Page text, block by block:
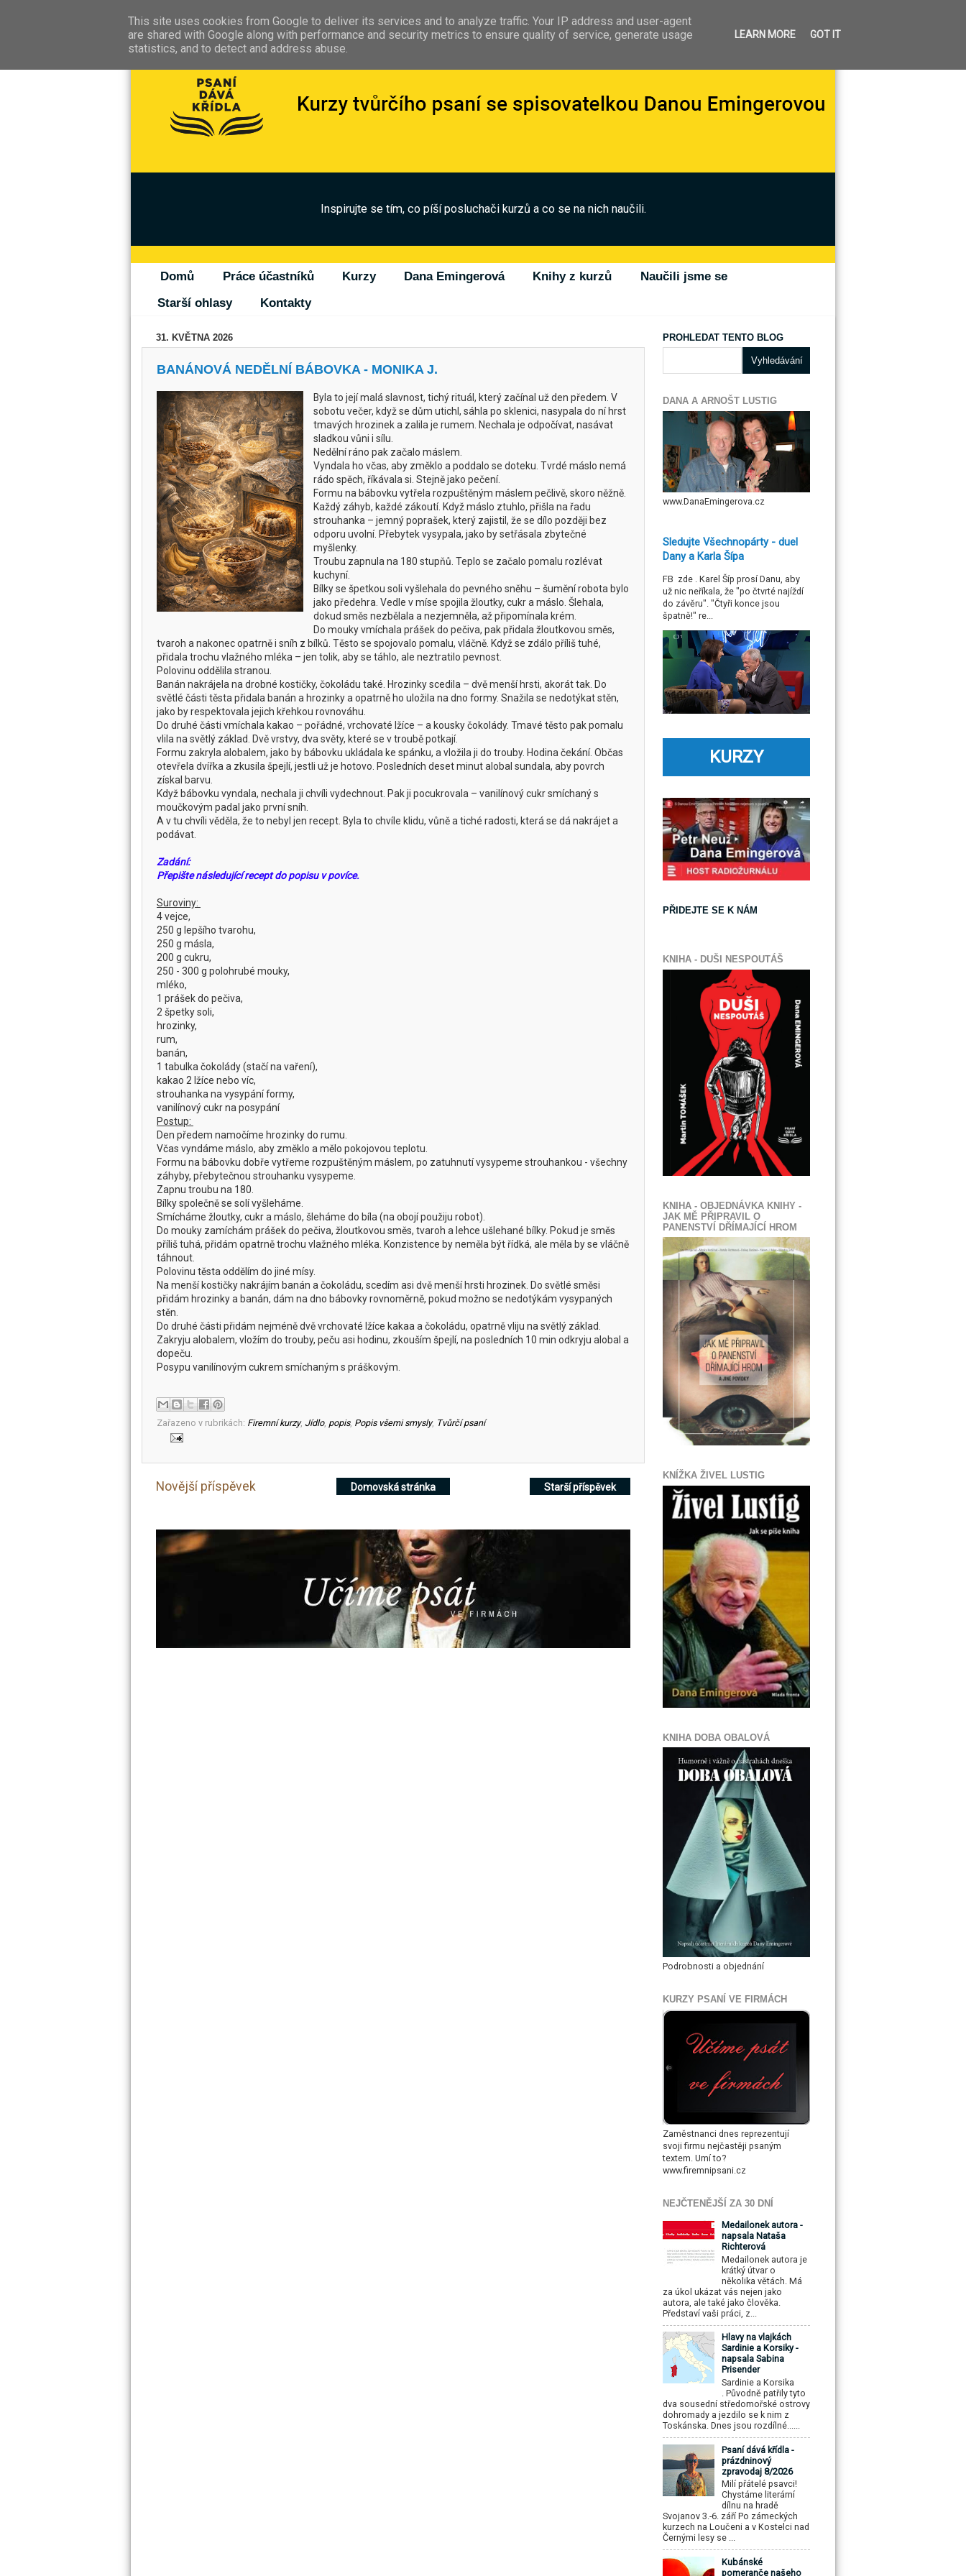
Inspirujte se tím, co píší posluchači kurzů a co se na nich naučili.
Domů Práce účastníků Kurzy Dana Emingerová Knihy z kurzů
Naučili jsme se
Starší ohlasy
Kontakty
31. KVĚTNA 2026
BANÁNOVÁ NEDĚLNÍ BÁBOVKA - MONIKA J.
Byla to její malá slavnost, tichý rituál, který začínal už den předem. V
sobotu večer, když se dům utichl, sáhla po sklenici, nasypala do ní hrst
tmavých hrozinek a zalila je rumem. Nechala je odpočívat, nasávat
sladkou vůni i sílu.
Nedělní ráno pak začalo máslem.
Vyndala ho včas, aby změklo a poddalo se doteku. Tvrdé máslo nemá
rádo spěch, říkávala si. Stejně jako pečení.
Formu na bábovku vytřela rozpuštěným máslem pečlivě, skoro něžně.
Každý záhyb, každé zákoutí. Když máslo ztuhlo, přišla na řadu
strouhanka – jemný poprašek, který zajistil, že se dílo později bez
odporu uvolní. Přebytek vysypala, jako by setřásala zbytečné
myšlenky.
Troubu zapnula na 180 stupňů. Teplo se začalo pomalu rozlévat
kuchyní.
Bílky se špetkou soli vyšlehala do pevného sněhu – šumění robota bylo
jako předehra. Vedle v míse spojila žloutky, cukr a máslo. Šlehala,
dokud směs nezbělala a nezjemněla, až připomínala krém.
Do mouky vmíchala prášek do pečiva, pak přidala žloutkovou směs,
tvaroh a nakonec opatrně i sníh z bílků. Těsto se spojovalo pomalu, vláčně. Když se zdálo příliš tuhé,
přidala trochu vlažného mléka – jen tolik, aby se táhlo, ale neztratilo pevnost.
Polovinu oddělila stranou.
Banán nakrájela na drobné kostičky, čokoládu také. Hrozinky scedila – dvě menší hrsti, akorát tak. Do
světlé části těsta přidala banán a hrozinky a opatrně ho uložila na dno formy. Snažila se nedotýkat stěn,
jako by respektovala jejich křehkou rovnováhu.
Do druhé části vmíchala kakao – pořádné, vrchovaté lžíce – a kousky čokolády. Tmavé těsto pak pomalu
vlila na světlý základ. Dvě vrstvy, dva světy, které se v troubě potkají.
Formu zakryla alobalem, jako by bábovku ukládala ke spánku, a vložila ji do trouby. Hodina čekání. Občas
otevřela dvířka a zkusila špejlí, jestli už je hotovo. Posledních deset minut alobal sundala, aby povrch
získal barvu.
Když bábovku vyndala, nechala ji chvíli vydechnout. Pak ji pocukrovala – vanilínový cukr smíchaný s
moučkovým padal jako první sníh.
A v tu chvíli věděla, že to nebyl jen recept. Byla to chvíle klidu, vůně a tiché radosti, která se dá nakrájet a
podávat.
Zadání:
Přepište následující recept do popisu v povíce.
Suroviny:
4 vejce,
250 g lepšího tvarohu,
250 g másla,
200 g cukru,
250 - 300 g polohrubé mouky,
mléko,
1 prášek do pečiva,
2 špetky soli,
hrozinky,
rum,
banán,
1 tabulka čokolády (stačí na vaření),
kakao 2 lžíce nebo víc,
strouhanka na vysypání formy,
vanilínový cukr na posypání
Postup:
Den předem namočíme hrozinky do rumu.
Včas vyndáme máslo, aby změklo a mělo pokojovou teplotu.
Formu na bábovku dobře vytřeme rozpuštěným máslem, po zatuhnutí vysypeme strouhankou - všechny
záhyby, přebytečnou strouhanku vysypeme.
Zapnu troubu na 180.
Bílky společně se solí vyšleháme.
Smícháme žloutky, cukr a máslo, šleháme do bíla (na obojí použiju robot).
Do mouky zamíchám prášek do pečiva, žloutkovou směs, tvaroh a lehce ušlehané bílky. Pokud je směs
příliš tuhá, přidám opatrně trochu vlažného mléka. Konzistence by neměla být řídká, ale měla by se vláčně
táhnout.
Polovinu těsta oddělím do jiné mísy.
Na menší kostičky nakrájím banán a čokoládu, scedím asi dvě menší hrsti hrozinek. Do světlé směsi
přidám hrozinky a banán, dám na dno bábovky rovnoměrně, pokud možno se nedotýkám vysypaných
stěn.
Do druhé části přidám nejméně dvě vrchovaté lžíce kakaa a čokoládu, opatrně vliju na světlý základ.
Zakryju alobalem, vložím do trouby, peču asi hodinu, zkouším špejlí, na posledních 10 min odkryju alobal a
dopeču.
Posypu vanilínovým cukrem smíchaným s práškovým.
Zařazeno v rubrikách: Firemní kurzy, Jídlo, popis, Popis všemi smysly, Tvůrčí psaní
Novější příspěvek Starší příspěvek
Domovská stránka
PROHLEDAT TENTO BLOG
DANA A ARNOŠT LUSTIG
www.DanaEmingerova.cz
Sledujte Všechnopárty - duel
Dany a Karla Šípa
FB zde . Karel Šíp prosí Danu, aby
už nic neříkala, že "po čtvrté najíždí
do závěru". "Čtyři konce jsou
špatně!" re...
KURZY
PŘIDEJTE SE K NÁM
KNIHA - DUŠI NESPOUTÁŠ
KNIHA - OBJEDNÁVKA KNIHY -
JAK MĚ PŘIPRAVIL O
PANENSTVÍ DŘÍMAJÍCÍ HROM
KNÍŽKA ŽIVEL LUSTIG
KNIHA DOBA OBALOVÁ
Podrobnosti a objednání
KURZY PSANÍ VE FIRMÁCH
Zaměstnanci dnes reprezentují
svoji firmu nejčastěji psaným
textem. Umí to?
www.firemnipsani.cz
NEJČTENĚJŠÍ ZA 30 DNÍ
Medailonek autora -
napsala Nataša
Richterová
Medailonek autora je
krátký útvar o
několika větách. Má
za úkol ukázat vás nejen jako
autora, ale také jako člověka.
Představí vaši práci, z...
Hlavy na vlajkách
Sardinie a Korsiky -
napsala Sabina
Prisender
Sardinie a Korsika
. Původně patřily tyto
dva sousední středomořské ostrovy
dohromady a jezdilo se k nim z
Toskánska. Dnes jsou rozdílné......
Psaní dává křídla -
prázdninový
zpravodaj 8/2026
Milí přátelé psavci!
Chystáme literární
dílnu na hradě
Svojanov 3.-6. září Po zámeckých
kurzech na Loučeni a v Kostelci nad
Černými lesy se ...
Kubánské
pomeranče našeho
This site uses cookies from Google to deliver its services and to analyze traffic. Your IP address and user-agent
are shared with Google along with performance and security metrics to ensure quality of service, generate usage
statistics, and to detect and address abuse.
LEARN MORE GOT IT